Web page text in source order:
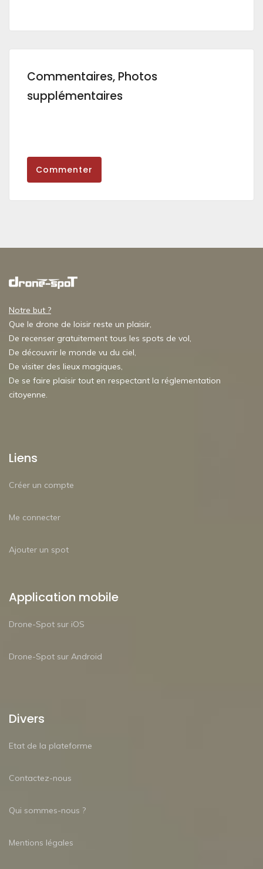
Commentaires, Photos
supplémentaires
Commenter
Notre but ?
Que le drone de loisir reste un plaisir,
De recenser gratuitement tous les spots de vol,
De découvrir le monde vu du ciel,
De visiter des lieux magiques,
De se faire plaisir tout en respectant la réglementation
citoyenne.
Liens
Créer un compte
Me connecter
Ajouter un spot
Application mobile
Drone-Spot sur iOS
Drone-Spot sur Android
Divers
Etat de la plateforme
Contactez-nous
Qui sommes-nous ?
Mentions légales